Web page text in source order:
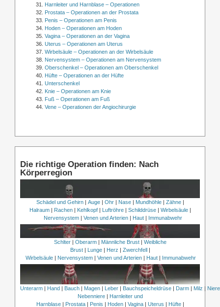
Harnleiter und Harnblase – Operationen
Prostata – Operationen an der Prostata
Penis – Operationen am Penis
Hoden – Operationen am Hoden
Vagina – Operationen an der Vagina
Uterus – Operationen am Uterus
Wirbelsäule – Operationen an der Wirbelsäule
Nervensystem – Operationen am Nervensystem
Oberschenkel – Operationen am Oberschenkel
Hüfte – Operationen an der Hüfte
Unterschenkel
Knie – Operationen am Knie
Fuß – Operationen am Fuß
Vene – Operationen der Angiochirurgie
Die richtige Operation finden: Nach
Körperregion
Schädel und Gehirn| Auge| Ohr| Nase| Mundhöhle| Zähne|
Halraum| Rachen| Kehlkopf| Luftröhre| Schilddrüse| Wirbelsäule|
Nervensystem | Venen und Arterien | Haut | Immunabwehr
Schlter| Oberarm| Männliche Brust| Weibliche
Brust| Lunge| Herz Zwerchfell
Wirbelsäule
Nervensystem Venen und Arterien Haut Immunabwehr
Unterarm| Hand Bauch| Magen| Leber| Bauchspeicheldrüse| Darm| Milz
Nebenniere|
Harnleiter und
Harnblase| Prostata| Penis Hoden| Vagina| Uterus Hüfte|